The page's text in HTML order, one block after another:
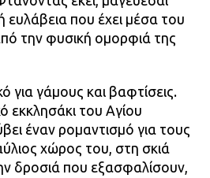
ευλάβεια που έχει μέσα του
την φυσική ομορφιά της
για γάμους και βαφτίσεις.
εκκλησάκι του Αγίου
έναν ρομαντισμό για τους
χώρος του, στη σκιά
δροσιά που εξασφαλίσουν,